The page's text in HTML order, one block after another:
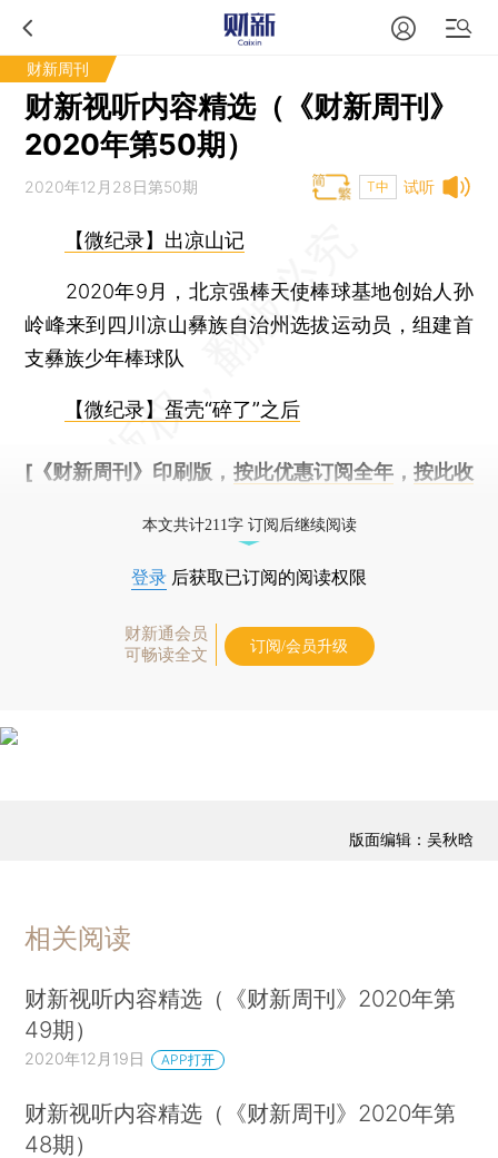
财新周刊
财新视听内容精选（《财新周刊》
2020年第50期）
试听
2020年12月28日第50期 T中
【微纪录】出凉山记
2020年9月，北京强棒天使棒球基地创始人孙
岭峰来到四川凉山彝族自治州选拔运动员，组建首
支彝族少年棒球队
【微纪录】蛋壳“碎了”之后
[《财新周刊》印刷版， 按此优惠订阅全年， 按此收
本文共计211字 订阅后继续阅读
登录 后获取已订阅的阅读权限
财新通会员
可畅读全文
订阅/会员升级
版面编辑：吴秋晗
相关阅读
财新视听内容精选（《财新周刊》2020年第
49期）
2020年12月19日 APP打开
财新视听内容精选（《财新周刊》2020年第
48期）